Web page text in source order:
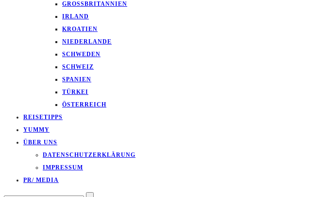
GROSSBRITANNIEN
IRLAND
KROATIEN
NIEDERLANDE
SCHWEDEN
SCHWEIZ
SPANIEN
TÜRKEI
ÖSTERREICH
REISETIPPS
YUMMY
ÜBER UNS
DATENSCHUTZERKLÄRUNG
IMPRESSUM
PR/ MEDIA